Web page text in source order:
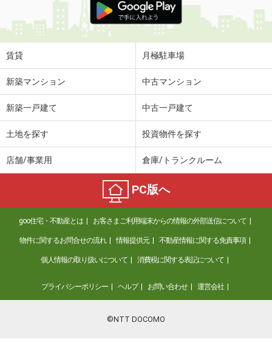
賃貸 月極駐車場
新築マンション 中古マンション
新築一戸建て 中古一戸建て
土地を探す 投資物件を探す
店舗/事業用 倉庫/トランクルーム
PC版へ
goo住宅・不動産とは お客さまご利用端末からの情報の外部送信について
物件に関するお問合せの流れ 情報提供元 不動産情報に関する免責事項
個人情報の取り扱いについて 消費税に関する表記について
プライバシーポリシー ヘルプ お問い合わせ 運営会社
©NTT DOCOMO